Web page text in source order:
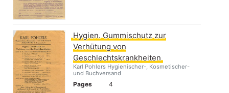
Hygien. Gummischutz zur
Verhütung von
Geschlechtskrankheiten
Karl Pohlers Hygienischer-, Kosmetischer-
und Buchversand
Pages 4